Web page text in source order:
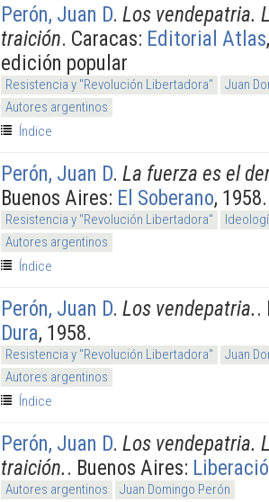
Perón, Juan D. Los vendepatria.
traición. Caracas: Editorial Atlas
edición popular
Resistencia y "Revolución Libertadora"
Juan
Autores argentinos
Índice
Perón, Juan D. La fuerza es el
Buenos Aires: El Soberano, 1958.
Resistencia y "Revolución Libertadora"
Autores argentinos
Índice
Perón, Juan D. Los vendepatria..
Dura, 1958.
Resistencia y "Revolución Libertadora"
Juan
Autores argentinos
Índice
Perón, Juan D. Los vendepatria.
traición.. Buenos Aires:
Autores argentinos
Juan Domingo Perón